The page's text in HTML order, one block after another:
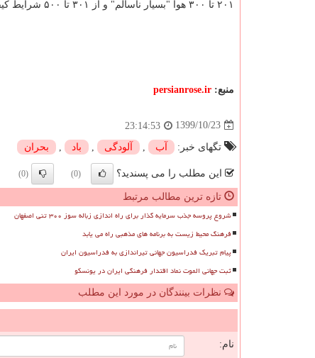
۲۰۱ تا ۳۰۰ هوا "بسیار ناسالم" و از ۳۰۱ تا ۵۰۰ شرایط کیفی هوا "خطرناک" است.
منبع: persianrose.ir
1399/10/23
23:14:53
تگهای خبر: آب آلودگی باد بحران
این مطلب را می پسندید؟ (0)
(0)
تازه ترین مطالب مرتبط
شروع پروسه جذب سرمایه گذار برای راه اندازی زباله سوز ۳۰۰ تنی اصفهان
فرهنگ محیط زیست به برنامه های مذهبی راه می یابد
پیام تبریک فدراسیون جهانی تیراندازی به فدراسیون ایران
ثبت جهانی الموت نماد اقتدار فرهنگی ایران در یونسکو
نظرات بینندگان در مورد این مطلب
نام: